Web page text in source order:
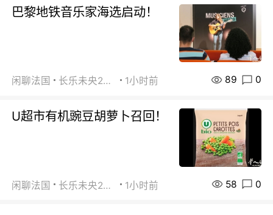
巴黎地铁音乐家海选启动！
闲聊法国 长乐未央2015 1小时前 89 0
U超市有机豌豆胡萝卜召回！
闲聊法国 长乐未央2015 1小时前 58 0